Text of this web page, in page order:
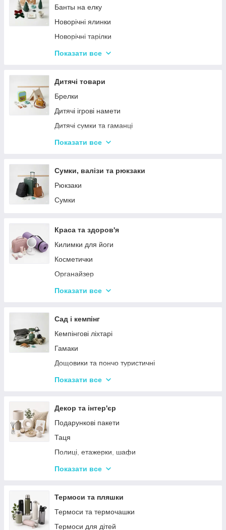
Банты на елку
Новорічні ялинки
Новорічні тарілки
Новорічні фігурки та статуетки
Столовий посуд
Хвойні гірлянди
Показати все
Дитячі товари
Брелки
Дитячі ігрові намети
Дитячі сумки та гаманці
Дитячі фотокамери
Показати все
Сумки, валізи та рюкзаки
Рюкзаки
Сумки
Краса та здоров'я
Килимки для йоги
Косметички
Органайзер
Косметичні дзеркала
Стайлери
Плойки
Машинки для стриження
Воскоплави
Лампи для манікюр
Електробритви
Фени
Гофре та випрямлячі для волосся
Ручні масажери для тіла
Показати все
Сад і кемпінг
Кемпінгові ліхтарі
Гамаки
Дощовики та пончо туристичні
Садове освітлення
Термосумки
Туристичні інструменти та набори
Туристичні нагрівачі
Туристичні плити
Аксесуари
Мангали
Набори для пікніка
Туристичні килимки
Показати все
Декор та інтер'єр
Подарункові пакети
Таця
Полиці, етажерки, шафи
Серветки сервірувальні
Сміттєві відра
Новогодний декор
Декоративні таці
Показати все
Термоси та пляшки
Термоси та термочашки
Термоси для дітей